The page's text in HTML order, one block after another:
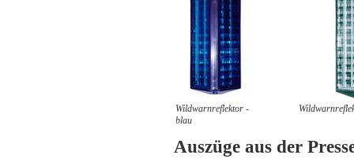
Wildwarnreflektor -
blau
Auszüge aus der